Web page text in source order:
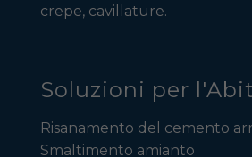
crepe, cavillature.
Soluzioni per
Risanamento del cemento
Smaltimento amianto